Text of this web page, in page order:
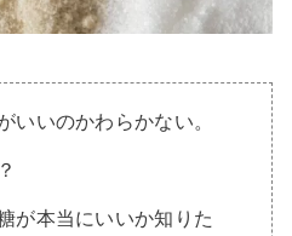
いいのかわらかない。
が本当にいいか知りた